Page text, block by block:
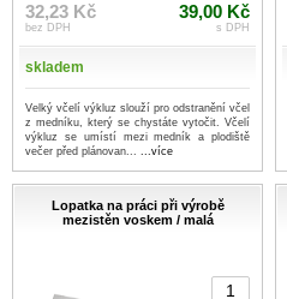
32,23 Kč
bez DPH
39,00 Kč
s DPH
skladem
Velký včelí výkluz slouží pro odstranění včel
z medníku, který se chystáte vytočit. Včelí
výkluz se umístí mezi medník a plodiště
večer před plánovan... ...více
Lopatka na práci při výrobě
mezistěn voskem / malá